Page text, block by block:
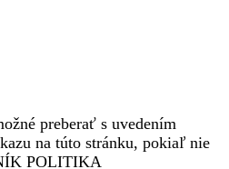
preberať s uvedením
na túto stránku, pokiaľ nie
POLITIKA